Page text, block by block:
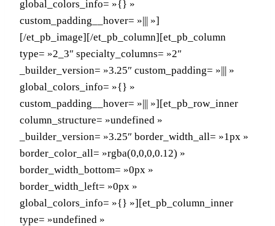
global_colors_info= »{} »
custom_padding__hover= »||| »]
[/et_pb_image][/et_pb_column][et_pb_column
type= »2_3″ specialty_columns= »2″
_builder_version= »3.25″ custom_padding= »||| »
global_colors_info= »{} »
custom_padding__hover= »||| »][et_pb_row_inner
column_structure= »undefined »
_builder_version= »3.25″ border_width_all= »1px »
border_color_all= »rgba(0,0,0,0.12) »
border_width_bottom= »0px »
border_width_left= »0px »
global_colors_info= »{} »][et_pb_column_inner
type= »undefined »